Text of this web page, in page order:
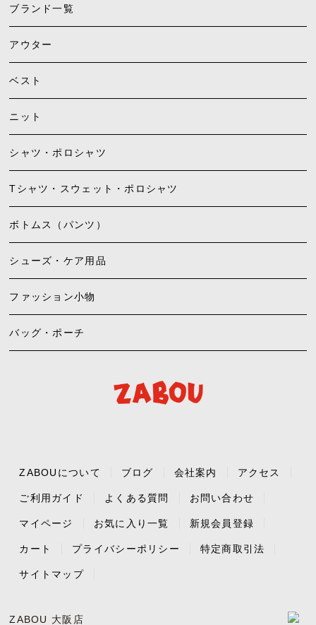
ブランド一覧
アウター
ベスト
ニット
シャツ・ポロシャツ
Tシャツ・スウェット・ポロシャツ
ボトムス（パンツ）
シューズ・ケア用品
ファッション小物
バッグ・ポーチ
ZABOUについて ブログ 会社案内 アクセス
ご利用ガイド よくある質問 お問い合わせ
マイページ お気に入り一覧 新規会員登録
カート プライバシーポリシー 特定商取引法
サイトマップ
ZABOU 大阪店